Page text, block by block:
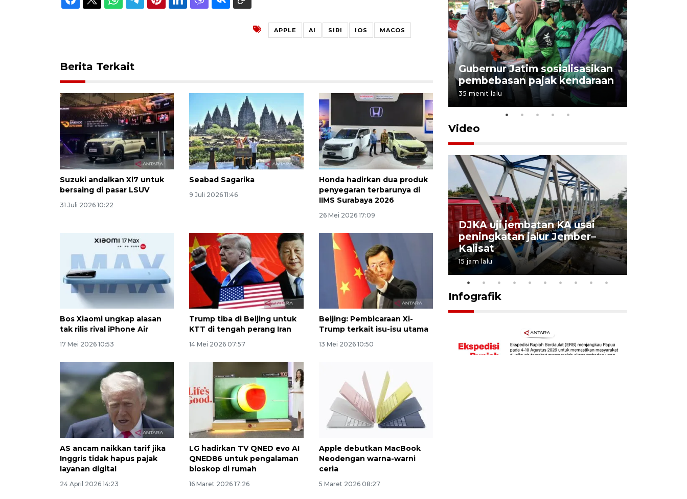
APPLE AI SIRI IOS MACOS
Berita Terkait
Suzuki andalkan Xl7 untuk
bersaing di pasar LSUV
31 Juli 2026 10:22
Seabad Sagarika
9 Juli 2026 11:46
Honda hadirkan dua produk
penyegaran terbarunya di
IIMS Surabaya 2026
26 Mei 2026 17:09
Bos Xiaomi ungkap alasan
tak rilis rival iPhone Air
17 Mei 2026 10:53
Trump tiba di Beijing untuk
KTT di tengah perang Iran
14 Mei 2026 07:57
Beijing: Pembicaraan Xi-
Trump terkait isu-isu utama
13 Mei 2026 10:50
AS ancam naikkan tarif jika
Inggris tidak hapus pajak
layanan digital
24 April 2026 14:23
LG hadirkan TV QNED evo AI
QNED86 untuk pengalaman
bioskop di rumah
16 Maret 2026 17:26
Apple debutkan MacBook
Neodengan warna-warni
ceria
5 Maret 2026 08:27
16 jam lalu
Gubernur Jatim sosialisasikan
pembebasan pajak kendaraan
35 menit lalu
Video
kedaruratan KM Mutiara
Sentosa II
4 Agustus 2026 22:38
DJKA uji jembatan KA usai
peningkatan jalur Jember–
Kalisat
15 jam lalu
Infografik